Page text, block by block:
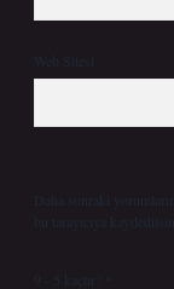
Web Sitesi
Daha sonraki
bu tarayıcıya kaydedilsin.
9 - 5 kaçtır?